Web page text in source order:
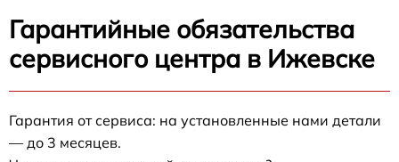
Гарантийные обязательства
сервисного центра в Ижевске
Гарантия от сервиса: на установленные нами детали
— до 3 месяцев.